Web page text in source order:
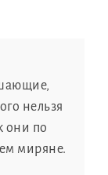
нельзя
они по
миряне.